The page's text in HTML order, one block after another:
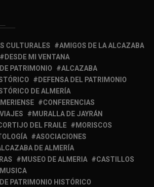
CULTURALES
AMIGOS DE LA ALCAZABA
DESDE MI VENTANA
PATRIMONIO
ALCAZABA
DEFENSA DEL PATRIMONIO
DE ALMERÍA
CONFERENCIAS
VIAJES
MURALLA DE JAYRÁN
DEL FRAILE
MORISCOS
ASOCIACIONES
DE ALMERÍA
MUSEO DE ALMERIA
CASTILLOS
MUSICA
PATRIMONIO HISTÓRICO